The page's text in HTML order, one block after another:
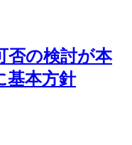
否の検討が本
本方針